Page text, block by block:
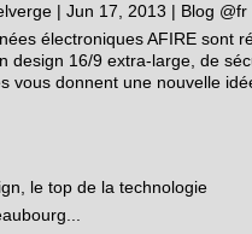
| Jun 17, 2013 | Blog @fr
électroniques AFIRE sont
design 16/9 extra-large, de
vous donnent une nouvelle
le top de la technologie